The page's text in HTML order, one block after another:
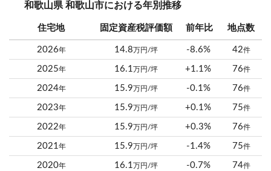
和歌山県 和歌山市における年別推移
住宅地 固定資産税評価額 前年比 地点数
2026年 14.8 万円/坪 -8.6% 42件
2025年 16.1 万円/坪 +1.1% 76件
2024年 15.9 万円/坪 -0.1% 76件
2023年 15.9 万円/坪 +0.1% 75件
2022年 15.9 万円/坪 +0.3% 76件
2021年 15.9 万円/坪 -1.4% 75件
2020年 16.1 万円/坪 -0.7% 74件